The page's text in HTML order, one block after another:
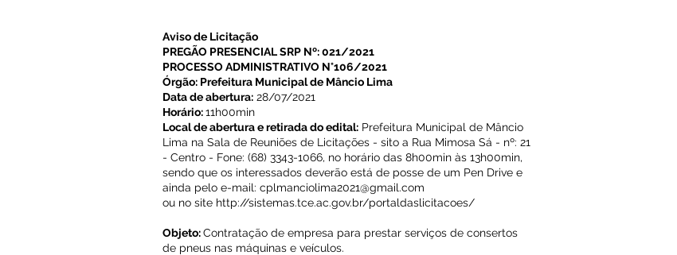
Aviso de Licitação
PREGÃO PRESENCIAL SRP Nº: 021/2021
PROCESSO ADMINISTRATIVO N°106/2021
Órgão: Prefeitura Municipal de Mâncio Lima
Data de abertura: 28/07/2021
Horário:11h00min
Local de abertura e retirada do edital: Prefeitura Municipal de Mâncio
Lima na Sala de Reuniões de Licitações - sito a Rua Mimosa Sá - nº: 21
- Centro - Fone: (68) 3343-1066, no horário das 8h00min às 13h00min,
sendo que os interessados deverão está de posse de um Pen Drive e
ainda pelo e-mail: cplmanciolima2021@gmail.com
ou no site http://sistemas.tce.ac.gov.br/portaldaslicitacoes/
Objeto:Contratação de empresa para prestar serviços de consertos
de pneus nas máquinas e veículos.